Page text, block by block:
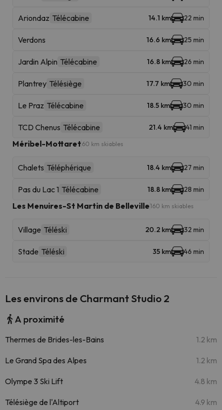
Ariondaz Télécabine 14.1 km 22 min
Verdons 16.6 km 25 min
Jardin Alpin Télécabine 16.8 km 26 min
Plantrey Télésiège 17.7 km 30 min
Le Praz Télécabine 18.5 km 30 min
TCD Chenus Télécabine 21.4 km 41 min
Méribel-Mottaret 60 km skiables
Chalets Téléphérique 18.4 km 27 min
Pas du Lac 1 Télécabine 18.8 km 28 min
Les Menuires-St Martin de Belleville160 km skiables
Village Téléski 20.2 km 32 min
Stade Téléski 35 km 46 min
Les environs de Charmant Studio 2
A proximité
Thermes de Brides-les-Bains 1.2 km
Le Grand Spa des Alpes 1.2 km
Olympe 3 Ski Lift 4.8 km
Télésiège de l'Altiport 4.9 km